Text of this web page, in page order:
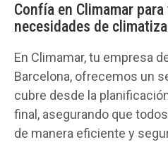
Confía en Climamar
necesidades de
En Climamar, tu empresa
Barcelona, ofrecemos un
cubre desde la
final, asegurando que
de manera eficiente y